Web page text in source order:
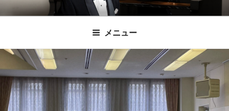
コ
ン
へ
キ
時田直也 声楽
家/BARITONE
歌うことは希望を語ること、生きることは喜
びも悲しみもわかちあうことかけがえのない
あなたに「いのちの歌」をお届けします。
メニュー